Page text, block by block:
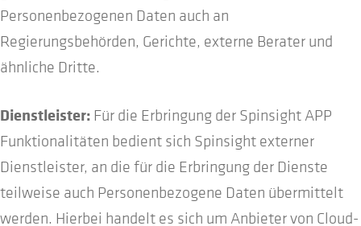
Personenbezogenen Daten auch an
Regierungsbehörden, Gerichte, externe Berater und
ähnliche Dritte.
Dienstleister: Für die Erbringung der Spinsight APP
Funktionalitäten bedient sich Spinsight externer
Dienstleister, an die für die Erbringung der Dienste
teilweise auch Personenbezogene Daten übermittelt
werden. Hierbei handelt es sich um Anbieter von Cloud-